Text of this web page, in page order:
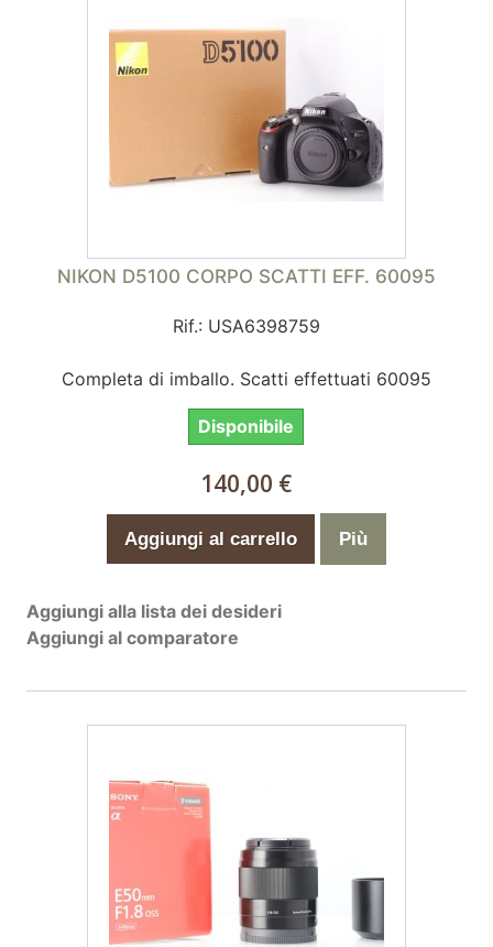
NIKON D5100 CORPO SCATTI EFF. 60095
Rif.: USA6398759
Completa di imballo. Scatti effettuati 60095
Disponibile
140,00 €
Aggiungi al carrello Più
Aggiungi alla lista dei desideri
Aggiungi al comparatore